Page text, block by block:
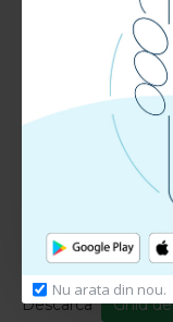
Nu arata din nou.
RECENZII
Nu sunt recenzii la
Adauga Recenzie
pentru a putea
Ghid de Aplicare
Descarca Ghid